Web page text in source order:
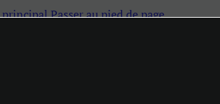
principalPasser au pied de page